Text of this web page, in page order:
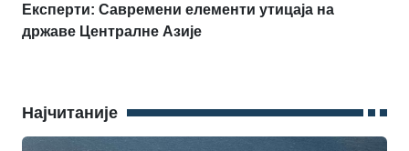
Експерти: Савремени елементи утицаја на
државе Централне Азије
Најчитаније